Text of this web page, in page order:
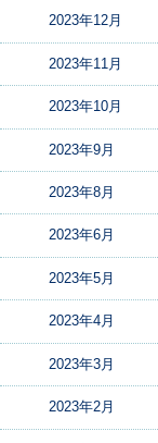
2023年12月
2023年11月
2023年10月
2023年9月
2023年8月
2023年6月
2023年5月
2023年4月
2023年3月
2023年2月